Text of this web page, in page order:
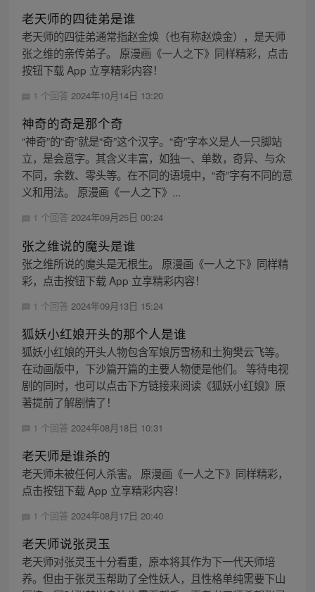
老天师的四徒弟是谁
老天师的四徒弟通常指赵金焕（也有称赵焕金），是天师
张之维的亲传弟子。 原漫画《一人之下》同样精彩，点击
按钮下载 App 立享精彩内容！
1 个回答 2024年10月14日 13:20
神奇的奇是那个奇
“神奇”的“奇”就是“奇”这个汉字。“奇”字本义是人一只脚站
立，是会意字。其含义丰富，如独一、单数，奇异、与众
不同，余数、零头等。在不同的语境中，“奇”字有不同的意
义和用法。 原漫画《一人之下》...
1 个回答 2024年09月25日 00:24
张之维说的魔头是谁
张之维所说的魔头是无根生。 原漫画《一人之下》同样精
彩，点击按钮下载 App 立享精彩内容！
1 个回答 2024年09月13日 15:24
狐妖小红娘开头的那个人是谁
狐妖小红娘的开头人物包含军娘厉雪杨和土狗樊云飞等。
在动画版中，下沙篇开篇的主要人物便是他们。 等待电视
剧的同时，也可以点击下方链接来阅读《狐妖小红娘》原
著提前了解剧情了！
1 个回答 2024年08月18日 10:31
老天师是谁杀的
老天师未被任何人杀害。 原漫画《一人之下》同样精彩，
点击按钮下载 App 立享精彩内容！
1 个回答 2024年08月17日 20:40
老天师说张灵玉
老天师对张灵玉十分看重，原本将其作为下一代天师培
养。但由于张灵玉帮助了全性妖人，且性格单纯需要下山